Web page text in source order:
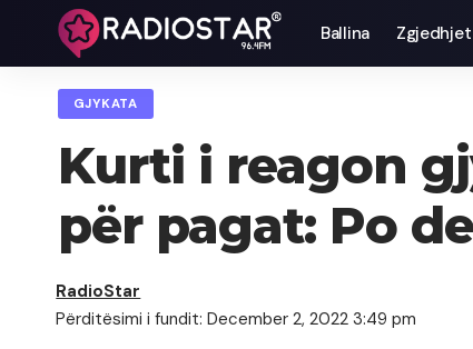
Ballina
GJYKATA
Kurti i reagon
për pagat: Po
Përditësimi i fundit: December 2, 2022 3:49 pm
RadioStar